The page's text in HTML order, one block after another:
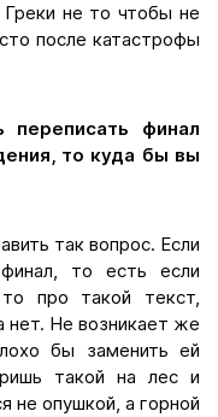
Греки не то чтобы не
после катастрофы
финал
то куда бы вы
так вопрос. Если
то есть если
про такой текст,
Не возникает же
бы заменить ей
такой на лес и
не опушкой, а горной